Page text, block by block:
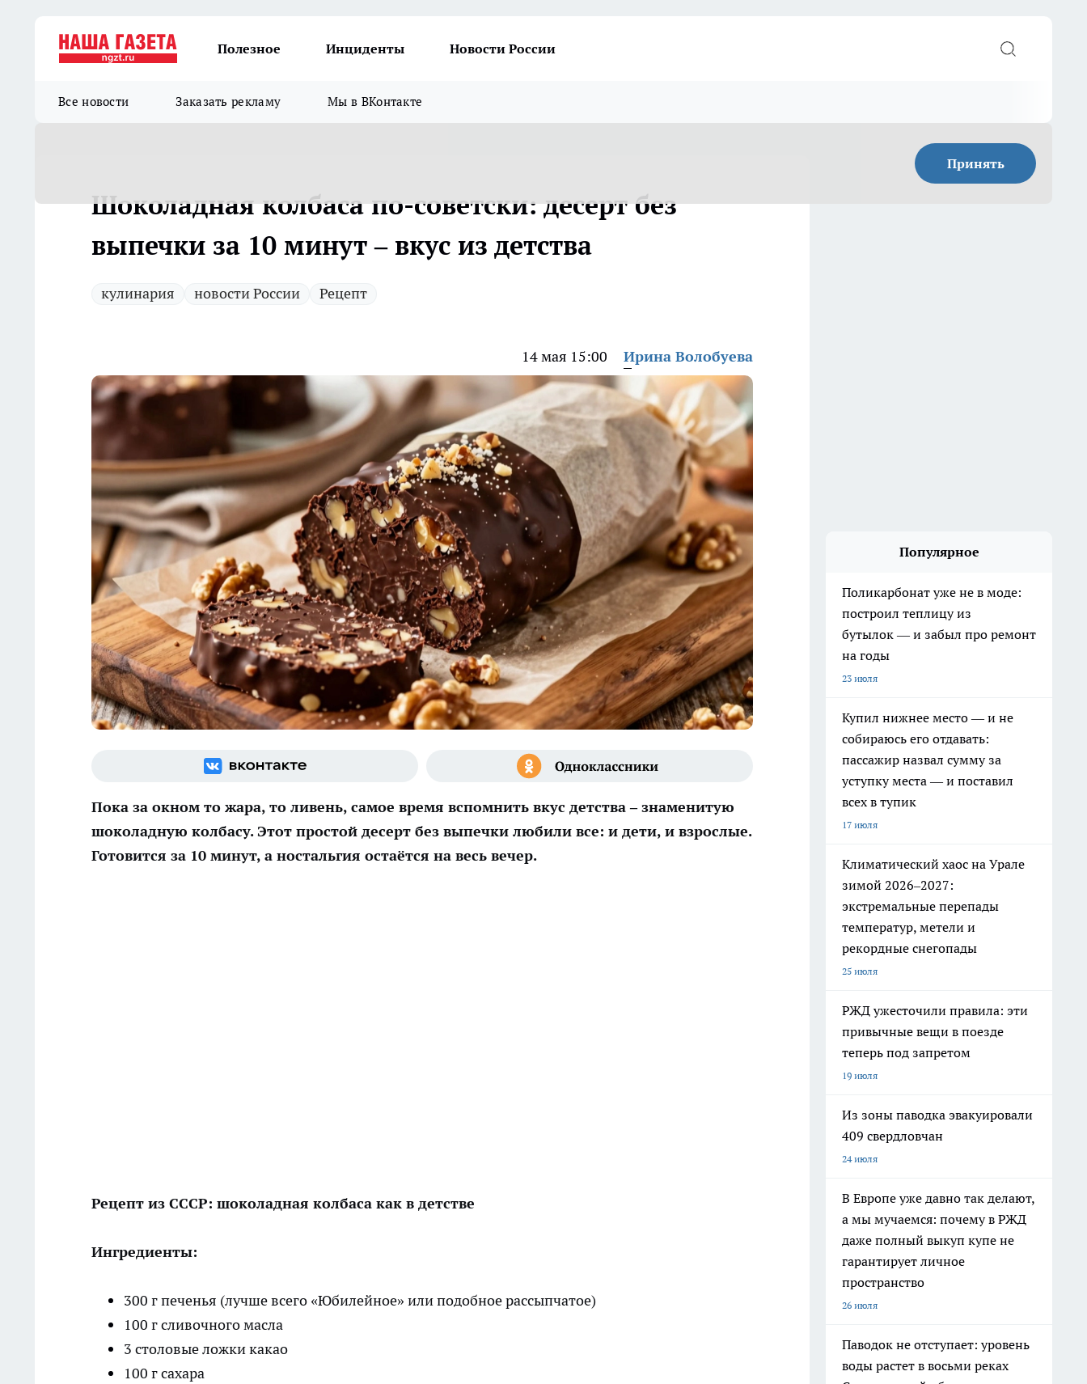
Полезное Инциденты Новости России
Все новости Заказать рекламу Мы в ВКонтакте
Принять
Шоколадная колбаса по-советски: десерт без
выпечки за 10 минут – вкус из детства
кулинария новости России Рецепт
14 мая 15:00 Ирина Волобуева
Пока за окном то жара, то ливень, самое время вспомнить вкус детства – знаменитую
шоколадную колбасу. Этот простой десерт без выпечки любили все: и дети, и взрослые.
Готовится за 10 минут, а ностальгия остаётся на весь вечер.
Рецепт из СССР: шоколадная колбаса как в детстве
Ингредиенты:
300 г печенья (лучше всего «Юбилейное» или подобное рассыпчатое)
100 г сливочного масла
3 столовые ложки какао
100 г сахара
Популярное
Поликарбонат уже не в моде:
построил теплицу из
бутылок — и забыл про ремонт
на годы
23 июля
Купил нижнее место — и не
собираюсь его отдавать:
пассажир назвал сумму за
уступку места — и поставил
всех в тупик
17 июля
Климатический хаос на Урале
зимой 2026–2027:
экстремальные перепады
температур, метели и
рекордные снегопады
25 июля
РЖД ужесточили правила: эти
привычные вещи в поезде
теперь под запретом
19 июля
Из зоны паводка эвакуировали
409 свердловчан
24 июля
В Европе уже давно так делают,
а мы мучаемся: почему в РЖД
даже полный выкуп купе не
гарантирует личное
пространство
26 июля
Паводок не отступает: уровень
воды растет в восьми реках